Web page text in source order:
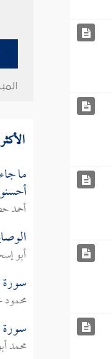
ما
أحمد
أبو
سورة
محمد